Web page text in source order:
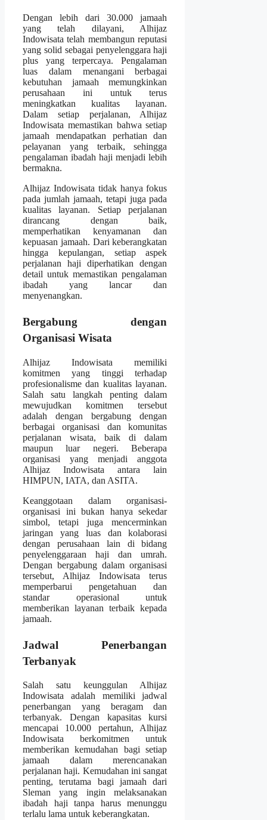
Dengan lebih dari 30.000 jamaah
yang telah dilayani, Alhijaz
Indowisata telah membangun reputasi
yang solid sebagai penyelenggara haji
plus yang terpercaya. Pengalaman
luas dalam menangani berbagai
kebutuhan jamaah memungkinkan
perusahaan ini untuk terus
meningkatkan kualitas layanan.
Dalam setiap perjalanan, Alhijaz
Indowisata memastikan bahwa setiap
jamaah mendapatkan perhatian dan
pelayanan yang terbaik, sehingga
pengalaman ibadah haji menjadi lebih
bermakna.
Alhijaz Indowisata tidak hanya fokus
pada jumlah jamaah, tetapi juga pada
kualitas layanan. Setiap perjalanan
dirancang dengan baik,
memperhatikan kenyamanan dan
kepuasan jamaah. Dari keberangkatan
hingga kepulangan, setiap aspek
perjalanan haji diperhatikan dengan
detail untuk memastikan pengalaman
ibadah yang lancar dan
menyenangkan.
Bergabung dengan
Organisasi Wisata
Alhijaz Indowisata memiliki
komitmen yang tinggi terhadap
profesionalisme dan kualitas layanan.
Salah satu langkah penting dalam
mewujudkan komitmen tersebut
adalah dengan bergabung dengan
berbagai organisasi dan komunitas
perjalanan wisata, baik di dalam
maupun luar negeri. Beberapa
organisasi yang menjadi anggota
Alhijaz Indowisata antara lain
HIMPUN, IATA, dan ASITA.
Keanggotaan dalam organisasi-
organisasi ini bukan hanya sekedar
simbol, tetapi juga mencerminkan
jaringan yang luas dan kolaborasi
dengan perusahaan lain di bidang
penyelenggaraan haji dan umrah.
Dengan bergabung dalam organisasi
tersebut, Alhijaz Indowisata terus
memperbarui pengetahuan dan
standar operasional untuk
memberikan layanan terbaik kepada
jamaah.
Jadwal Penerbangan
Terbanyak
Salah satu keunggulan Alhijaz
Indowisata adalah memiliki jadwal
penerbangan yang beragam dan
terbanyak. Dengan kapasitas kursi
mencapai 10.000 pertahun, Alhijaz
Indowisata berkomitmen untuk
memberikan kemudahan bagi setiap
jamaah dalam merencanakan
perjalanan haji. Kemudahan ini sangat
penting, terutama bagi jamaah dari
Sleman yang ingin melaksanakan
ibadah haji tanpa harus menunggu
terlalu lama untuk keberangkatan.